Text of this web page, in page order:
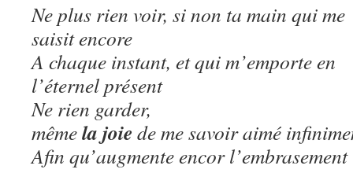
Ne plus rien voir, si non ta main qui me
saisit encore
A chaque instant, et qui m’emporte en
l’éternel présent
Ne rien garder,
mêmela joie de me savoir aimé
Afin qu’augmente encor l’embrasement